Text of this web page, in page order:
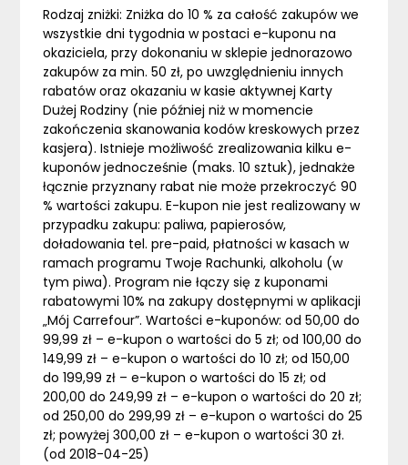
Rodzaj zniżki: Zniżka do 10 % za całość zakupów we
wszystkie dni tygodnia w postaci e-kuponu na
okaziciela, przy dokonaniu w sklepie jednorazowo
zakupów za min. 50 zł, po uwzględnieniu innych
rabatów oraz okazaniu w kasie aktywnej Karty
Dużej Rodziny (nie później niż w momencie
zakończenia skanowania kodów kreskowych przez
kasjera). Istnieje możliwość zrealizowania kilku e-
kuponów jednocześnie (maks. 10 sztuk), jednakże
łącznie przyznany rabat nie może przekroczyć 90
% wartości zakupu. E-kupon nie jest realizowany w
przypadku zakupu: paliwa, papierosów,
doładowania tel. pre-paid, płatności w kasach w
ramach programu Twoje Rachunki, alkoholu (w
tym piwa). Program nie łączy się z kuponami
rabatowymi 10% na zakupy dostępnymi w aplikacji
„Mój Carrefour”. Wartości e-kuponów: od 50,00 do
99,99 zł – e-kupon o wartości do 5 zł; od 100,00 do
149,99 zł – e-kupon o wartości do 10 zł; od 150,00
do 199,99 zł – e-kupon o wartości do 15 zł; od
200,00 do 249,99 zł – e-kupon o wartości do 20 zł;
od 250,00 do 299,99 zł – e-kupon o wartości do 25
zł; powyżej 300,00 zł – e-kupon o wartości 30 zł.
(od 2018-04-25)